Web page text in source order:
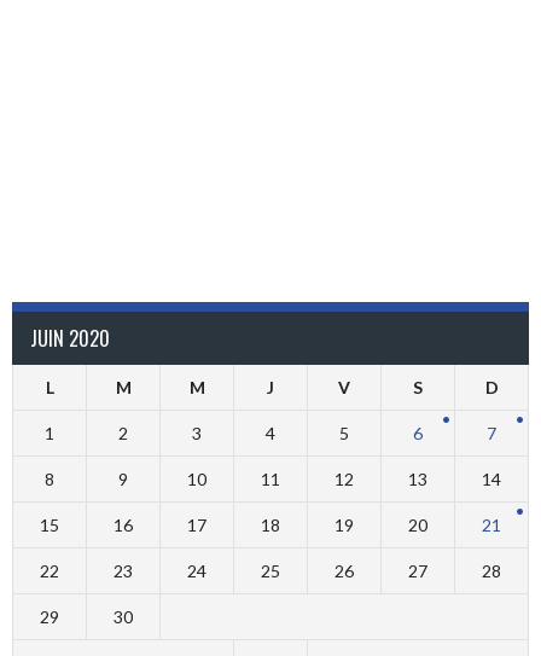
JUIN 2020
L M M J V S D
1 2 3 4 5 6 7
8 9 10 11 12 13 14
15 16 17 18 19 20 21
22 23 24 25 26 27 28
29 30